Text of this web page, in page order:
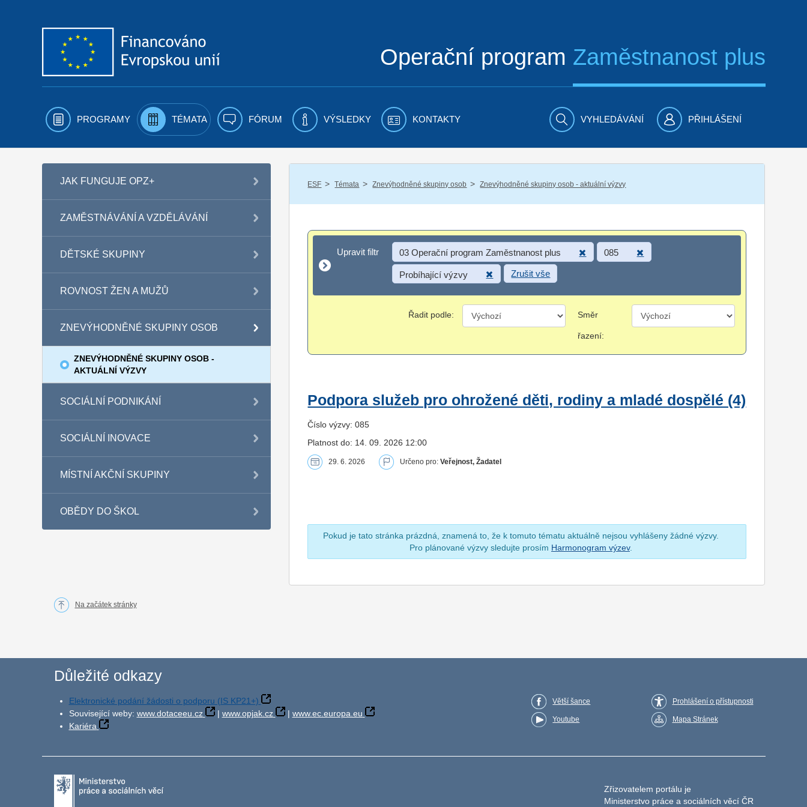
Operační program Zaměstnanost plus
PROGRAMY TÉMATA FÓRUM VÝSLEDKY KONTAKTY VYHLEDÁVÁNÍ PŘIHLÁŠENÍ
JAK FUNGUJE OPZ+
ZAMĚSTNÁVÁNÍ A VZDĚLÁVÁNÍ
DĚTSKÉ SKUPINY
ROVNOST ŽEN A MUŽŮ
ZNEVÝHODNĚNÉ SKUPINY OSOB
ZNEVÝHODNĚNÉ SKUPINY OSOB -
AKTUÁLNÍ VÝZVY
SOCIÁLNÍ PODNIKÁNÍ
SOCIÁLNÍ INOVACE
MÍSTNÍ AKČNÍ SKUPINY
OBĚDY DO ŠKOL
ESF / Témata / Znevýhodněné skupiny osob / Znevýhodněné skupiny osob - aktuální výzvy
Upravit filtr
Upravit filtr 03 Operační program Zaměstnanost plus 085
Probíhající výzvy Zrušit vše
Řadit podle: Směr
řazení:
Podpora služeb pro ohrožené děti, rodiny a mladé dospělé (4)
Číslo výzvy: 085
Platnost do: 14. 09. 2026 12:00
29. 6. 2026 Určeno pro:Veřejnost, Žadatel
Pokud je tato stránka prázdná, znamená to, že k tomuto tématu aktuálně nejsou vyhlášeny žádné výzvy.
Pro plánované výzvy sledujte prosím Harmonogram výzev.
Na začátek stránky
Důležité odkazy
Elektronické podání žádosti o podporu (IS KP21+)
Související weby: www.dotaceeu.cz | www.opjak.cz | www.ec.europa.eu
Kariéra
Větší šance
Youtube
Prohlášení o přístupnosti
Mapa Stránek
Zřizovatelem portálu je
Ministerstvo práce a sociálních věcí ČR